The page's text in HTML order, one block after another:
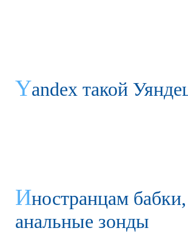
Yandex такой
Иностранцам
анальные зонды